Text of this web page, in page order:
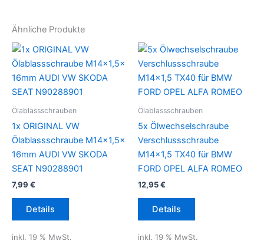
Ähnliche Produkte
Ölablassschrauben
1x ORIGINAL VW
Ölablassschraube M14x1,5x
16mm AUDI VW SKODA
SEAT N90288901
7,99 €
Details
inkl. 19 % MwSt.
Ölablassschrauben
5x Ölwechselschraube
Verschlussschraube
M14x1,5 TX40 für BMW
FORD OPEL ALFA ROMEO
12,95€
Details
inkl. 19 % MwSt.